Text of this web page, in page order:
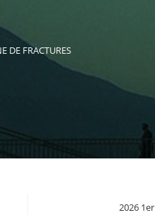
DE FRACTURES
2026